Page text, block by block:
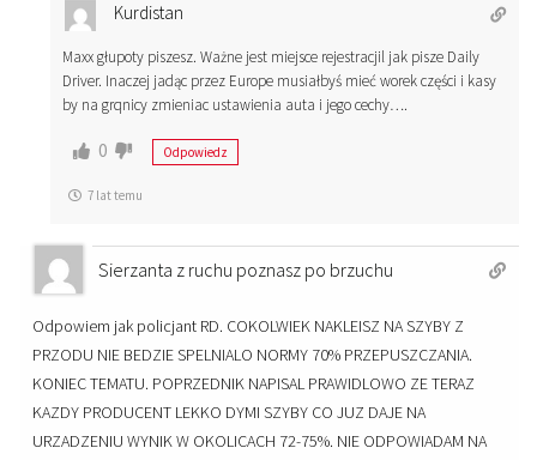
Kurdistan
Maxx głupoty piszesz. Ważne jest miejsce rejestracjil jak pisze Daily
Driver. Inaczej jadąc przez Europe musiałbyś mieć worek części i kasy
by na grqnicy zmieniac ustawienia auta i jego cechy….
0 Odpowiedz
7 lat temu
Sierzanta z ruchu poznasz po brzuchu
Odpowiem jak policjant RD. COKOLWIEK NAKLEISZ NA SZYBY Z
PRZODU NIE BEDZIE SPELNIALO NORMY 70% PRZEPUSZCZANIA.
KONIEC TEMATU. POPRZEDNIK NAPISAL PRAWIDLOWO ZE TERAZ
KAZDY PRODUCENT LEKKO DYMI SZYBY CO JUZ DAJE NA
URZADZENIU WYNIK W OKOLICACH 72-75%. NIE ODPOWIADAM NA